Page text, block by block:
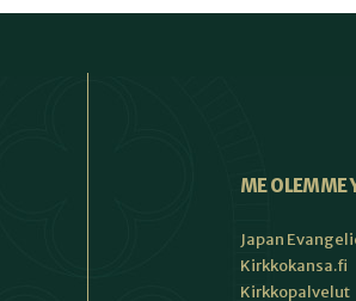
ME OLEMME
Japan
Kirkkokansa.fi
Kirkkopalvelut